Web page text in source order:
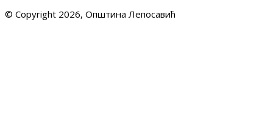
© Copyright 2026, Општина Лепосавић